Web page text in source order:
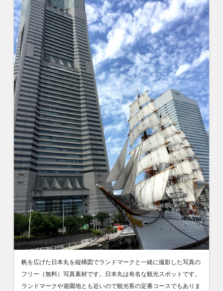
帆を広げた日本丸を縦構図でランドマークと一緒に撮影した写真の
フリー（無料）写真素材です。日本丸は有名な観光スポットです。
ランドマークや遊園地とも近いので観光客の定番コースでもありま